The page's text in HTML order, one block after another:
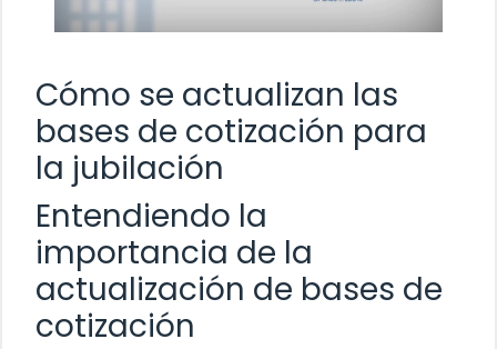
Cómo se actualizan las
bases de cotización para
la jubilación
Entendiendo la
importancia de la
actualización de bases de
cotización